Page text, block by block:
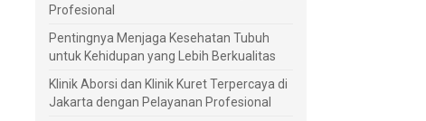
Profesional
Pentingnya Menjaga Kesehatan Tubuh
untuk Kehidupan yang Lebih Berkualitas
Klinik Aborsi dan Klinik Kuret Terpercaya di
Jakarta dengan Pelayanan Profesional